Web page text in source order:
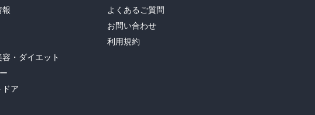
報
・ダイエット
ドア
よくあるご質問
お問い合わせ
利用規約